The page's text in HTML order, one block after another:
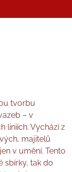
tvorbu
– v
liniích. Vychází z
majitelů
v umění. Tento
sbírky, tak do